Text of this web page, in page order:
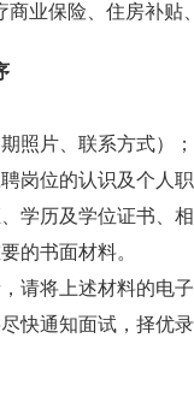
业保险、住房补贴
照片、联系方式）；
岗位的认识及个人
学历及学位证书、
的书面材料。
请将上述材料的电
快通知面试，择优录